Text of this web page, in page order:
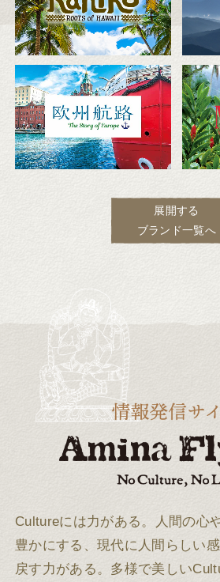
展開する
ブランド一覧へ
Cultureには力がある。
人間の心
豊かにする、現代に人間らしい
戻す力がある。 多様で美しい